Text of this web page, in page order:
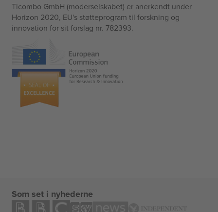
Ticombo GmbH (moderselskabet) er anerkendt under
Horizon 2020, EU's støtteprogram til forskning og
innovation for sit forslag nr. 782393.
Som set i nyhederne